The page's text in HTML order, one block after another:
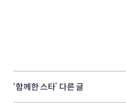
‘함께한 스타’ 다른 글